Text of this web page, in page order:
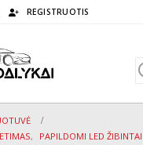
REGISTRUOTIS
,
PAPILDOMI LED ŽIBINTAI